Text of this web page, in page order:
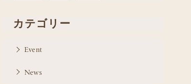
カテゴリー
Event
News